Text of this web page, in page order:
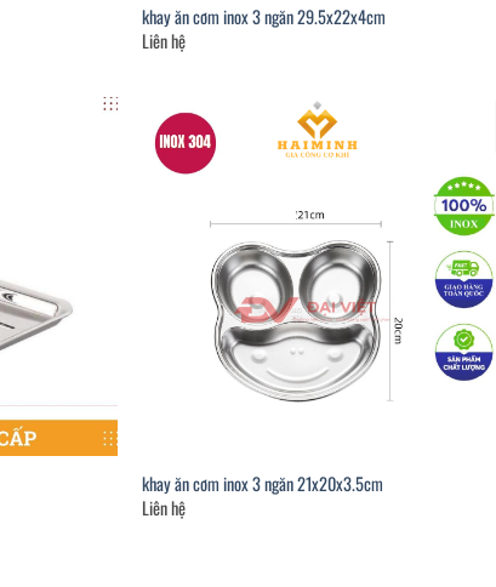
khay ăn cơm inox 3 ngăn 29.5x22x4cm
Liên hệ
khay ăn cơm inox 3 ngăn 21x20x3.5cm
Liên hệ